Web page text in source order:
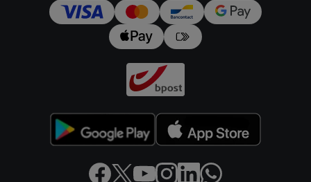
pour l’avenir dans notredéclaration relative à la protection des
données. Vous trouverez les impressions ici.